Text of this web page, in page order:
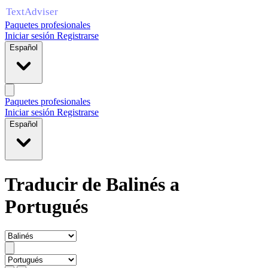
Paquetes profesionales
Iniciar sesión Registrarse
Español
Paquetes profesionales
Iniciar sesión Registrarse
Español
Traducir de Balinés a
Portugués